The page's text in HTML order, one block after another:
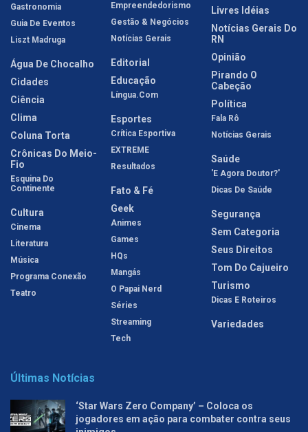
Gastronomia
Guia De Eventos
Liszt Madruga
Água De Chocalho
Cidades
Ciência
Clima
Coluna Torta
Crônicas Do Meio-
Fio
Esquina Do
Continente
Cultura
Cinema
Literatura
Música
Programa Conexão
Teatro
Empreendedorismo
Gestão & Negócios
Notícias Gerais
Editorial
Educação
Língua.com
Esportes
Crítica Esportiva
EXTREME
Resultados
Fato & Fé
Geek
Animes
Games
HQs
Mangás
O Papai Nerd
Séries
Streaming
Tech
Livres Idéias
Notícias Gerais Do
RN
Opinião
Pirando O
Cabeção
Política
Fala Rô
Notícias Gerais
Saúde
'E Agora Doutor?'
Dicas De Saúde
Segurança
Sem Categoria
Seus Direitos
Tom Do Cajueiro
Turismo
Dicas E Roteiros
Variedades
Últimas Notícias
‘Star Wars Zero Company’ – Coloca os
jogadores em ação para combater contra seus